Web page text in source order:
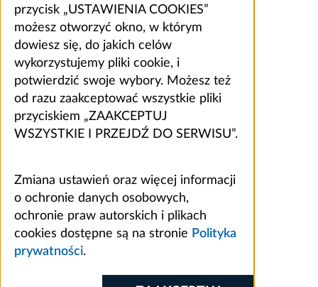
przycisk „USTAWIENIA COOKIES”
możesz otworzyć okno, w którym
dowiesz się, do jakich celów
wykorzystujemy pliki cookie, i
potwierdzić swoje wybory. Możesz też
od razu zaakceptować wszystkie pliki
przyciskiem „ZAAKCEPTUJ
WSZYSTKIE I PRZEJDŹ DO SERWISU”.
Zmiana ustawień oraz więcej informacji
o ochronie danych osobowych,
ochronie praw autorskich i plikach
cookies dostępne są na stronie Polityka
prywatności.